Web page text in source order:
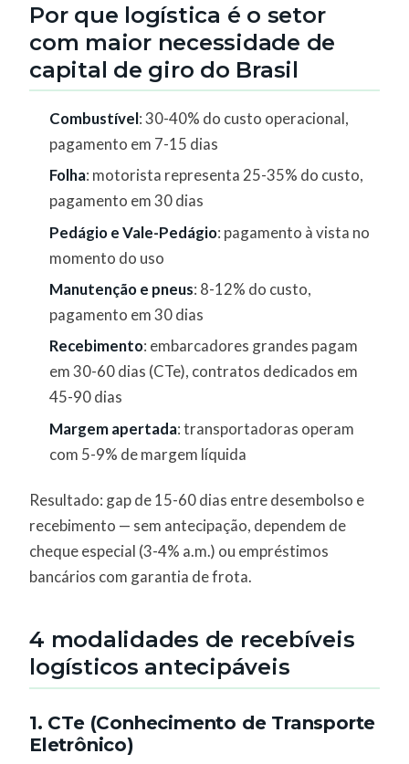
Por que logística é o setor
com maior necessidade de
capital de giro do Brasil
Combustível: 30-40% do custo operacional,
pagamento em 7-15 dias
Folha: motorista representa 25-35% do custo,
pagamento em 30 dias
Pedágio e Vale-Pedágio: pagamento à vista no
momento do uso
Manutenção e pneus: 8-12% do custo,
pagamento em 30 dias
Recebimento: embarcadores grandes pagam
em 30-60 dias (CTe), contratos dedicados em
45-90 dias
Margem apertada: transportadoras operam
com 5-9% de margem líquida
Resultado: gap de 15-60 dias entre desembolso e
recebimento — sem antecipação, dependem de
cheque especial (3-4% a.m.) ou empréstimos
bancários com garantia de frota.
4 modalidades de recebíveis
logísticos antecipáveis
1. CTe (Conhecimento de Transporte
Eletrônico)